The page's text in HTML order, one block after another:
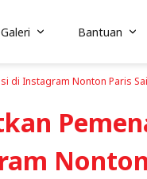
Galeri Bantuan
di Instagram Nonton Paris